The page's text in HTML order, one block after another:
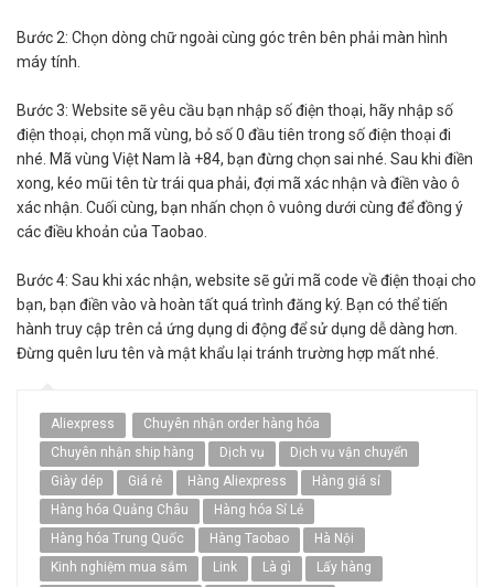
Bước 2: Chọn dòng chữ ngoài cùng góc trên bên phải màn hình
máy tính.
Bước 3: Website sẽ yêu cầu bạn nhập số điện thoại, hãy nhập số
điện thoại, chọn mã vùng, bỏ số 0 đầu tiên trong số điện thoại đi
nhé. Mã vùng Việt Nam là +84, bạn đừng chọn sai nhé. Sau khi điền
xong, kéo mũi tên từ trái qua phải, đợi mã xác nhận và điền vào ô
xác nhận. Cuối cùng, bạn nhấn chọn ô vuông dưới cùng để đồng ý
các điều khoản của Taobao.
Bước 4: Sau khi xác nhận, website sẽ gửi mã code về điện thoại cho
bạn, bạn điền vào và hoàn tất quá trình đăng ký. Bạn có thể tiến
hành truy cập trên cả ứng dụng di động để sử dụng dễ dàng hơn.
Đừng quên lưu tên và mật khẩu lại tránh trường hợp mất nhé.
Aliexpress
Chuyên nhận order hàng hóa
Chuyên nhận ship hàng
Dịch vụ
Dịch vụ vận chuyển
Giày dép
Giá rẻ Hàng Aliexpress
Hàng giá sỉ
Hàng hóa Quảng Châu
Hàng hóa Sỉ Lẻ
Hàng hóa Trung Quốc
Hàng Taobao
Hà Nội
Kinh nghiệm mua sắm
Link Là gì
Lấy hàng